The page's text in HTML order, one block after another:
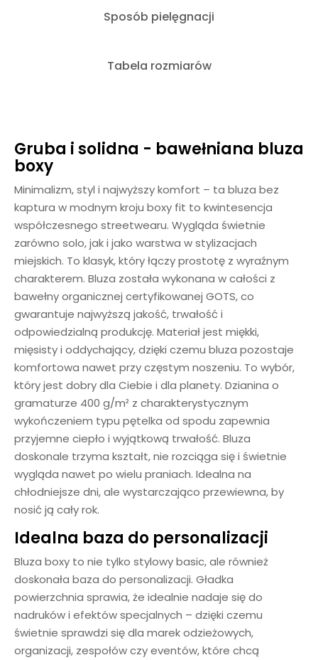
Sposób pielęgnacji
Tabela rozmiarów
Gruba i solidna - bawełniana bluza
boxy
Minimalizm, styl i najwyższy komfort – ta bluza bez
kaptura w modnym kroju boxy fit to kwintesencja
współczesnego streetwearu. Wygląda świetnie
zarówno solo, jak i jako warstwa w stylizacjach
miejskich. To klasyk, który łączy prostotę z wyraźnym
charakterem. Bluza została wykonana w całości z
bawełny organicznej certyfikowanej GOTS, co
gwarantuje najwyższą jakość, trwałość i
odpowiedzialną produkcję. Materiał jest miękki,
mięsisty i oddychający, dzięki czemu bluza pozostaje
komfortowa nawet przy częstym noszeniu. To wybór,
który jest dobry dla Ciebie i dla planety. Dzianina o
gramaturze 400 g/m² z charakterystycznym
wykończeniem typu pętelka od spodu zapewnia
przyjemne ciepło i wyjątkową trwałość. Bluza
doskonale trzyma kształt, nie rozciąga się i świetnie
wygląda nawet po wielu praniach. Idealna na
chłodniejsze dni, ale wystarczająco przewiewna, by
nosić ją cały rok.
Idealna baza do personalizacji
Bluza boxy to nie tylko stylowy basic, ale również
doskonała baza do personalizacji. Gładka
powierzchnia sprawia, że idealnie nadaje się do
nadruków i efektów specjalnych – dzięki czemu
świetnie sprawdzi się dla marek odzieżowych,
organizacji, zespołów czy eventów, które chcą